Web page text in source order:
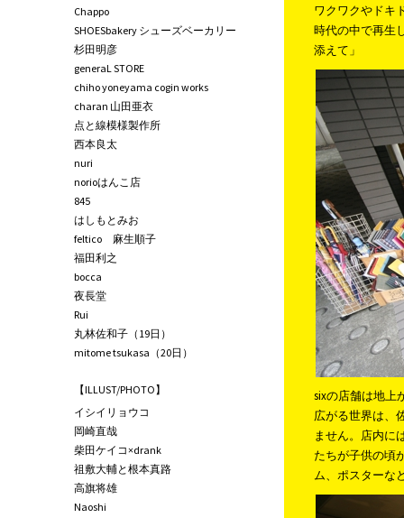
ワクワクやドキ
時代の中で再生
添えて」
sixの店舗は地上
広がる世界は、
ません。店内に
たちが子供の頃
ム、ポスターな
Chappo
SHOESbakery シューズベーカリー
杉田明彦
generaL STORE
chiho yoneyama cogin works
charan 山田亜衣
点と線模様製作所
西本良太
nuri
norioはんこ店
845
はしもとみお
feltico 麻生順子
福田利之
bocca
夜長堂
Rui
丸林佐和子（19日）
mitome tsukasa（20日）
【ILLUST/PHOTO】
イシイリョウコ
岡崎直哉
柴田ケイコ×drank
祖敷大輔と根本真路
高旗将雄
Naoshi